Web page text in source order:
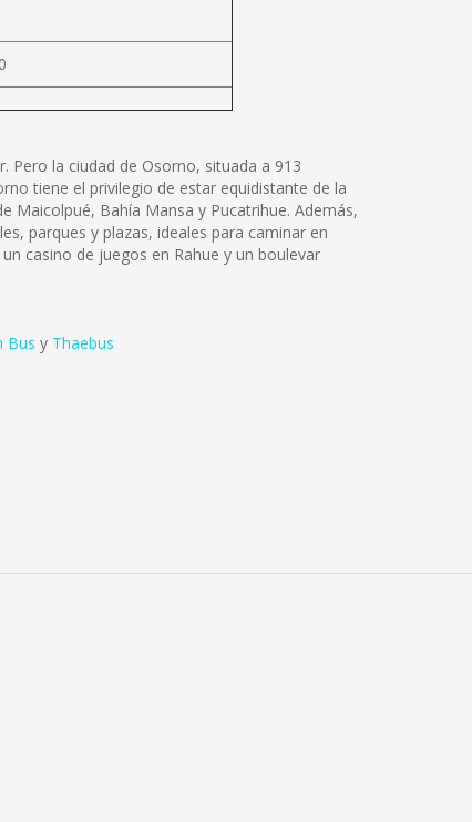
Pero la ciudad de Osorno, situada a 913
tiene el privilegio de estar equidistante de la
Maicolpué, Bahía Mansa y Pucatrihue. Además,
parques y plazas, ideales para caminar en
casino de juegos en Rahue y un boulevar
Bus y Thaebus